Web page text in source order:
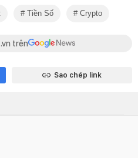
Tiền Số Crypto
trên
Sao chép link